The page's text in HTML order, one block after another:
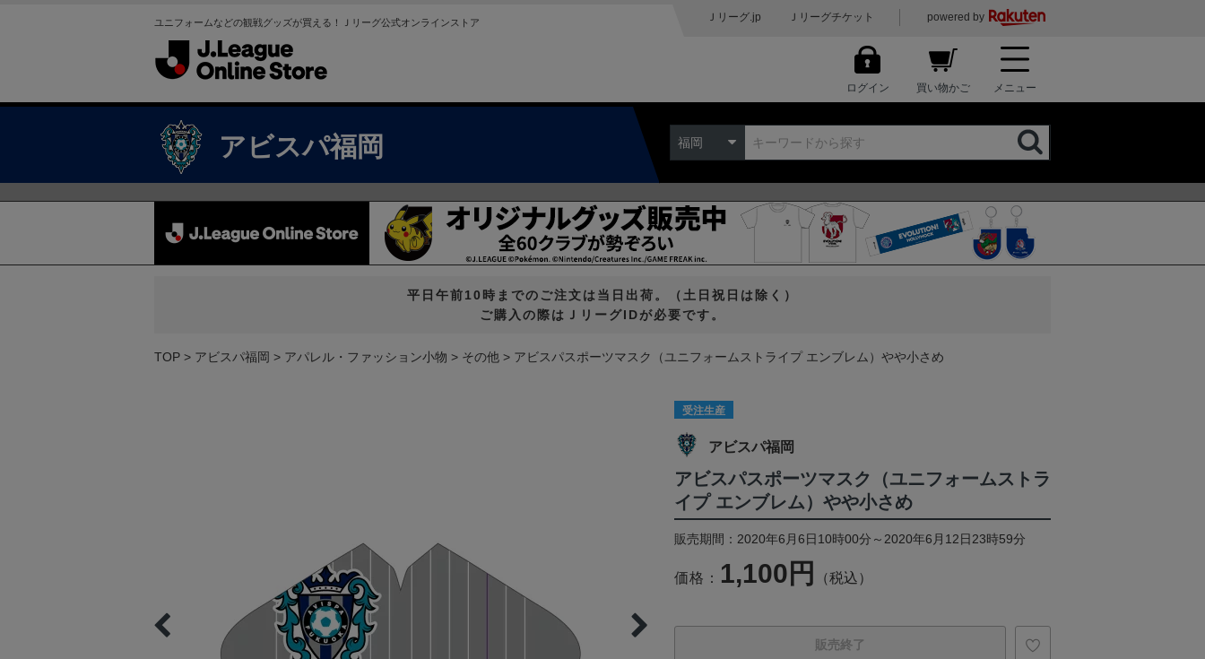
ユニフォームなどの観戦グッズが買える！Ｊリーグ公式オンラインストア Ｊリーグ.jp Ｊリーグチケット powered by
ログイン 買い物かご メニュー
アビスパ福岡 福岡
平日午前10時までのご注文は当日出荷。（土日祝日は除く）
ご購入の際はＪリーグIDが必要です。
TOP アビスパ福岡 アパレル・ファッション小物 その他 アビスパスポーツマスク（ユニフォームストライプ エンブレム）やや小さめ
受注生産
アビスパ福岡
アビスパスポーツマスク（ユニフォームストラ
イプ エンブレム）やや小さめ
販売期間：2020年6月6日10時00分～2020年6月12日23時59分
価格： 1,100円 （税込）
販売終了